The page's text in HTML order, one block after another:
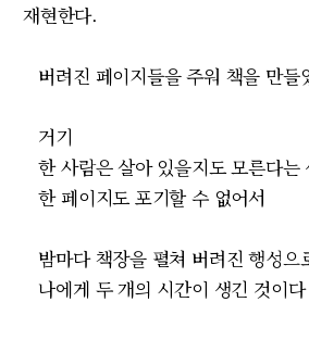
재현한다.
버려진 페이지들을 주워 책을 만들
거기
한 사람은 살아 있을지도 모른다는
한 페이지도 포기할 수 없어서
밤마다 책장을 펼쳐 버려진 행성으
나에게 두 개의 시간이 생긴 것이다